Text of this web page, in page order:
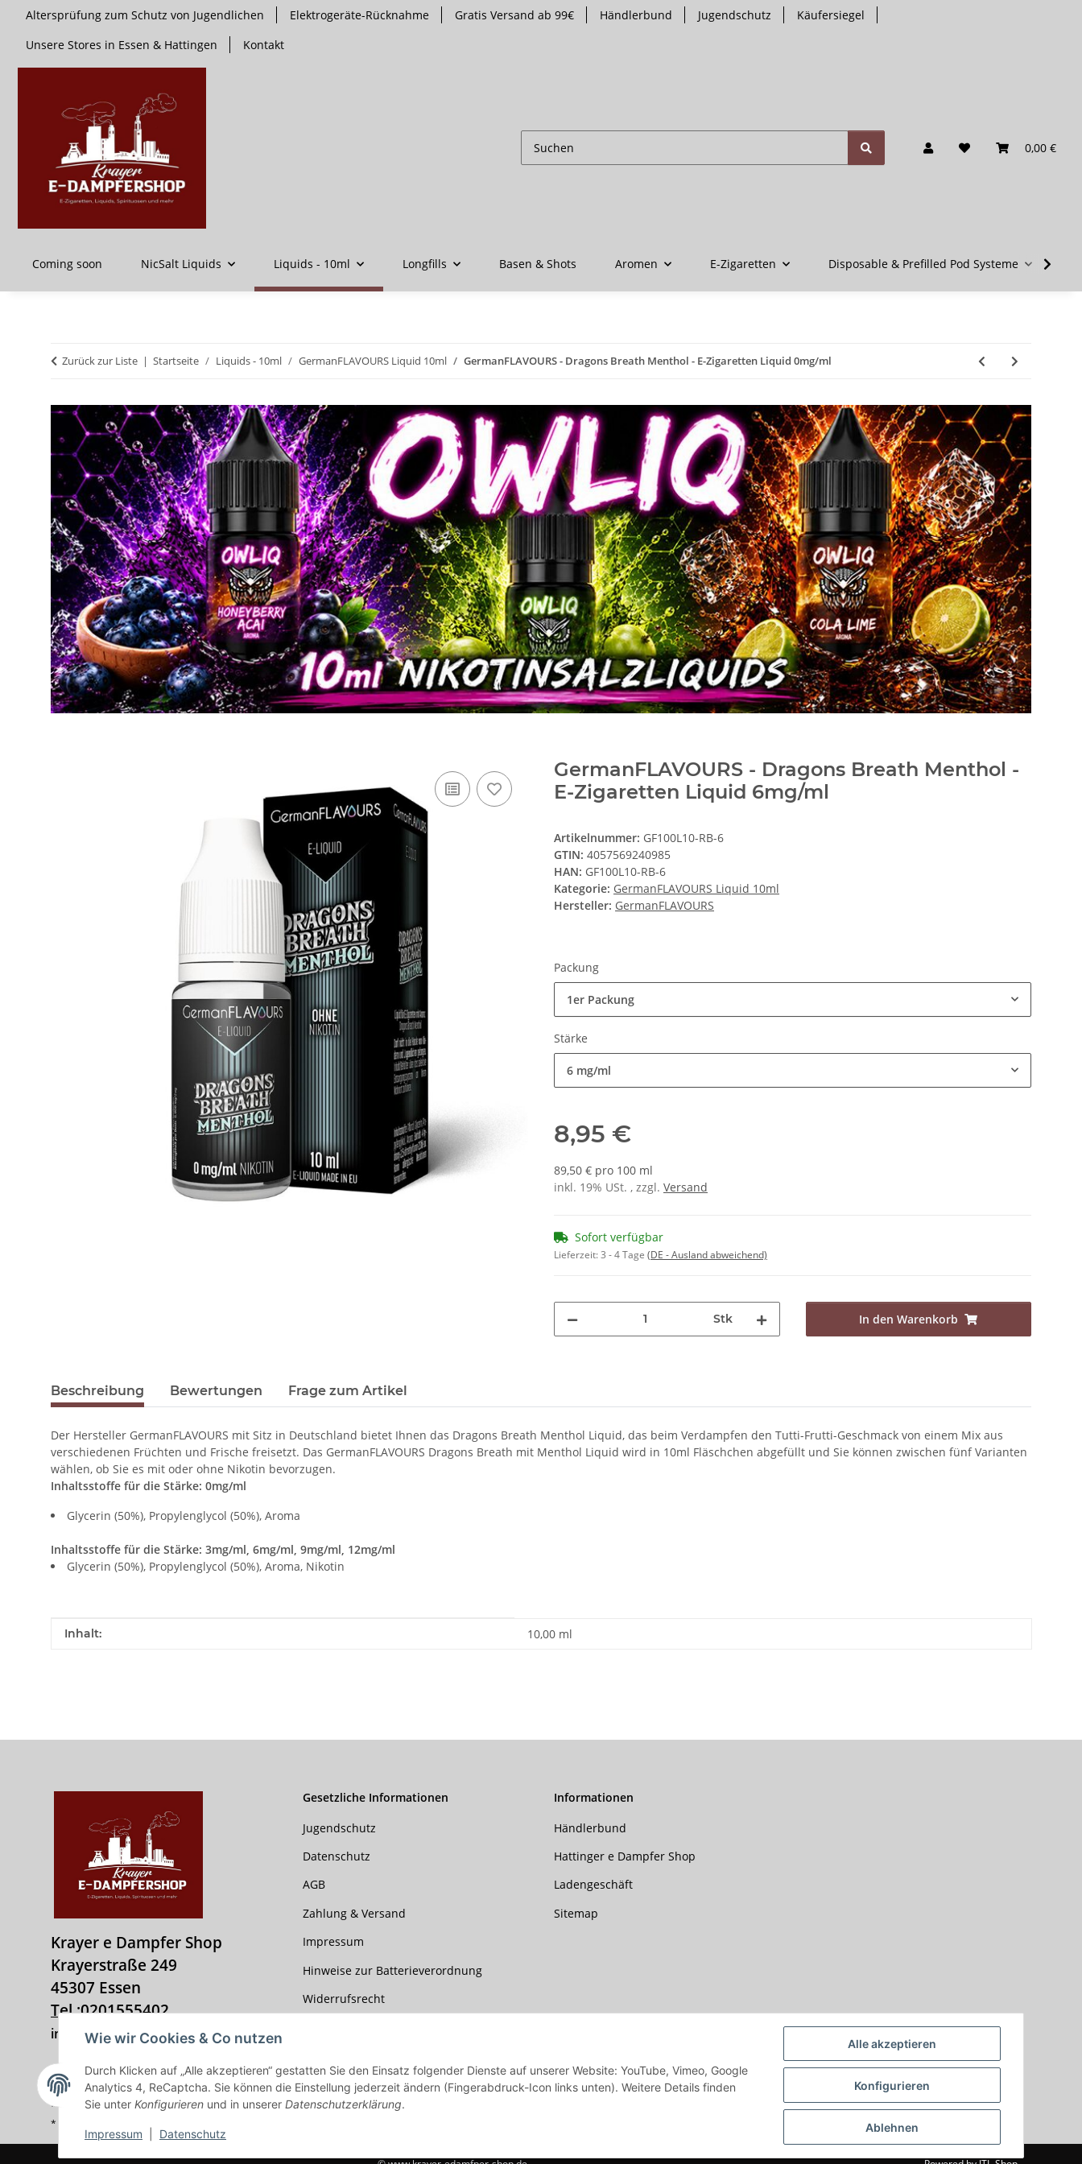
Alle akzeptieren
Konfigurieren
Ablehnen
Wie wir Cookies & Co nutzen
Durch Klicken auf „Alle akzeptieren“ gestatten Sie den Einsatz folgender Dienste auf unserer Website: YouTube, Vimeo, Google
Analytics 4, ReCaptcha. Sie können die Einstellung jederzeit ändern (Fingerabdruck-Icon links unten). Weitere Details finden
Sie unter Konfigurieren und in unserer Datenschutzerklärung.
Impressum Datenschutz
Altersprüfung zum Schutz von Jugendlichen Elektrogeräte-Rücknahme Gratis Versand ab 99€ Händlerbund Jugendschutz
Käufersiegel
Unsere Stores in Essen & Hattingen
Kontakt
0,00 €
Coming soon NicSalt Liquids Liquids - 10ml Longfills Basen & Shots Aromen E-Zigaretten Disposable & Prefilled Pod Systeme
Zurück zur Liste Startseite Liquids - 10ml GermanFLAVOURS Liquid 10ml GermanFLAVOURS - Dragons Breath Menthol - E-Zigaretten Liquid 0mg/ml
GermanFLAVOURS - Dragons Breath Menthol -
E-Zigaretten Liquid 6mg/ml
Artikelnummer: GF100L10-RB-6
GTIN: 4057569240985
HAN: GF100L10-RB-6
Kategorie: GermanFLAVOURS Liquid 10ml
Hersteller: GermanFLAVOURS
Packung
1er Packung
Stärke
6 mg/ml
8,95 €
89,50 € pro 100 ml
inkl. 19% USt. , zzgl. Versand
Sofort verfügbar
Lieferzeit:3 - 4 Tage (DE - Ausland abweichend)
Stk In den Warenkorb
Beschreibung Bewertungen Frage zum Artikel
Der Hersteller GermanFLAVOURS mit Sitz in Deutschland bietet Ihnen das Dragons Breath Menthol Liquid, das beim Verdampfen den Tutti-Frutti-Geschmack von einem Mix aus
verschiedenen Früchten und Frische freisetzt. Das GermanFLAVOURS Dragons Breath mit Menthol Liquid wird in 10ml Fläschchen abgefüllt und Sie können zwischen fünf Varianten
wählen, ob Sie es mit oder ohne Nikotin bevorzugen.
Inhaltsstoffe für die Stärke: 0mg/ml
Glycerin (50%), Propylenglycol (50%), Aroma
Inhaltsstoffe für die Stärke: 3mg/ml, 6mg/ml, 9mg/ml, 12mg/ml
Glycerin (50%), Propylenglycol (50%), Aroma, Nikotin
Produkteigenschaft
Wert
Inhalt: 10,00 ml
Krayer e Dampfer Shop
Krayerstraße 249
45307 Essen
Tel.:0201555402
info@krayer-edampfer-shop.de
Gesetzliche Informationen
Jugendschutz
Datenschutz
AGB
Zahlung & Versand
Impressum
Hinweise zur Batterieverordnung
Widerrufsrecht
Informationen
Händlerbund
Hattinger e Dampfer Shop
Ladengeschäft
Sitemap
Vertrag widerrufen
* Alle Preise inkl. gesetzlicher USt., zzgl.Versand
* gilt für Lieferungen innerhalb Deutschlands, Lieferzeiten für andere Länder entnehmen Sie bitte der Schaltfläche mit den Versandinformationen